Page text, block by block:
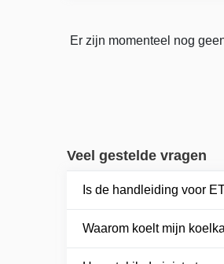
Er zijn momenteel nog
Veel gestelde vragen
Is de handleiding voor
Waarom koelt mijn